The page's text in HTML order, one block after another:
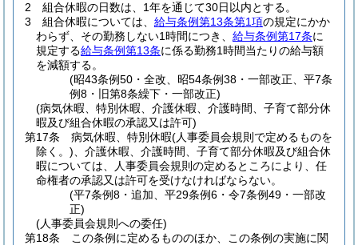
2
組合休暇の日数は、1年を通じて30日以内とする。
3
組合休暇については、 給与条例第13条第1項の規定にかか
わらず、その勤務しない1時間につき、 給与条例第17条に
規定する給与条例第13条に係る勤務1時間当たりの給与額
を減額する。
(昭43条例50・全改、昭54条例38・一部改正、平7条
例8・旧第8条繰下・一部改正)
(病気休暇、特別休暇、介護休暇、介護時間、子育て部分休
暇及び組合休暇の承認又は許可)
第17条
病気休暇、特別休暇(人事委員会規則で定めるものを
除く。) 、介護休暇、介護時間、子育て部分休暇及び組合休
暇については、人事委員会規則の定めるところにより、任
命権者の承認又は許可を受けなければならない。
(平7条例8・追加、平29条例6・令7条例49・一部改
正)
(人事委員会規則への委任)
第18条
この条例に定めるもののほか、この条例の実施に関